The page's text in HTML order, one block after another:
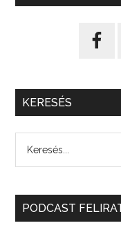
KERESÉS
PODCAST